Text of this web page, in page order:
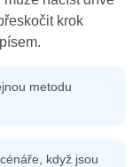
krok
metodu
když jsou